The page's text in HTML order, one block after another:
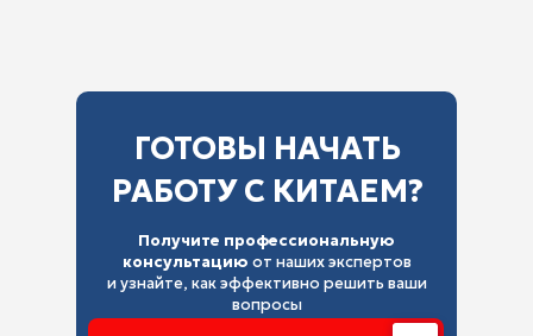
Получите профессиональную
консультацию от наших экспертов
и узнайте, как эффективно решить ваши
вопросы
ГОТОВЫ НАЧАТЬ
РАБОТУ С КИТАЕМ?